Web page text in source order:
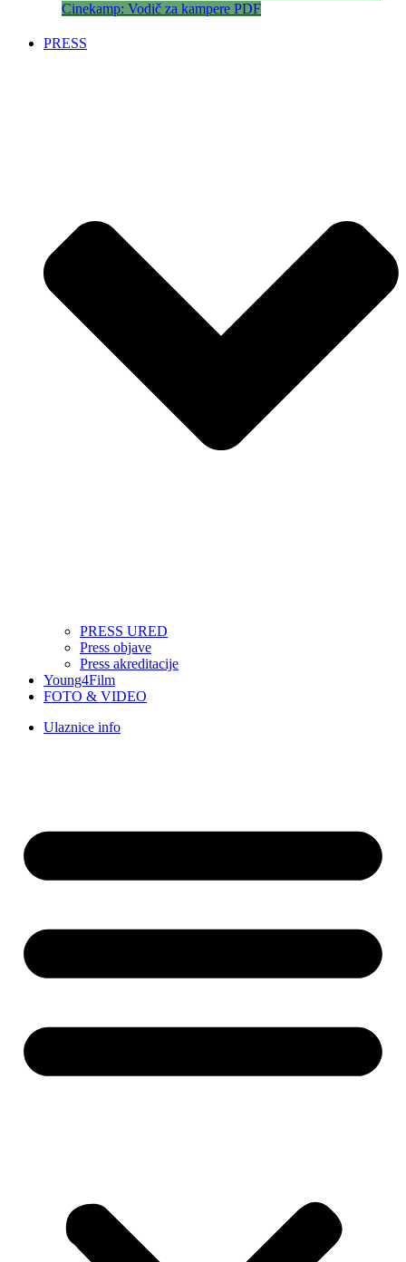
Cinekamp: Vodič za kampere PDF
PRESS
PRESS URED
Press objave
Press akreditacije
Young4Film
FOTO & VIDEO
Ulaznice info